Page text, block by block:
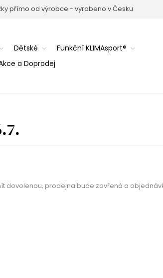
přímo od výrobce - vyrobeno v Česku
Dětské
Funkční KLIMAsport®
a Doprodej
dovolenou, prodejna bude zavřená a